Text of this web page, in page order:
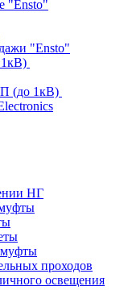
"Ensto"
"Ensto"
(до 1кВ)
НГ
проходов
освещения